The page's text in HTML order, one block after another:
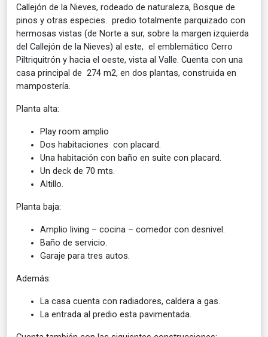
Callejón de la Nieves, rodeado de naturaleza, Bosque de
pinos y otras especies. predio totalmente parquizado con
hermosas vistas (de Norte a sur, sobre la margen izquierda
del Callejón de la Nieves) al este, el emblemático Cerro
Piltriquitrón y hacia el oeste, vista al Valle. Cuenta con una
casa principal de 274 m2, en dos plantas, construida en
mampostería.
Planta alta:
Play room amplio
Dos habitaciones con placard.
Una habitación con baño en suite con placard.
Un deck de 70 mts.
Altillo.
Planta baja:
Amplio living – cocina – comedor con desnivel.
Baño de servicio.
Garaje para tres autos.
Además:
La casa cuenta con radiadores, caldera a gas.
La entrada al predio esta pavimentada.